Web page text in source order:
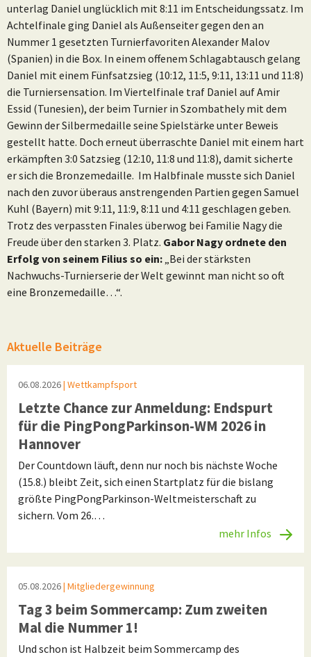
unterlag Daniel unglücklich mit 8:11 im Entscheidungssatz. Im
Achtelfinale ging Daniel als Außenseiter gegen den an
Nummer 1 gesetzten Turnierfavoriten Alexander Malov
(Spanien) in die Box. In einem offenem Schlagabtausch gelang
Daniel mit einem Fünfsatzsieg (10:12, 11:5, 9:11, 13:11 und 11:8)
die Turniersensation. Im Viertelfinale traf Daniel auf Amir
Essid (Tunesien), der beim Turnier in Szombathely mit dem
Gewinn der Silbermedaille seine Spielstärke unter Beweis
gestellt hatte. Doch erneut überraschte Daniel mit einem hart
erkämpften 3:0 Satzsieg (12:10, 11:8 und 11:8), damit sicherte
er sich die Bronzemedaille. Im Halbfinale musste sich Daniel
nach den zuvor überaus anstrengenden Partien gegen Samuel
Kuhl (Bayern) mit 9:11, 11:9, 8:11 und 4:11 geschlagen geben.
Trotz des verpassten Finales überwog bei Familie Nagy die
Freude über den starken 3. Platz. Gabor Nagy ordnete den
Erfolg von seinem Filius so ein: „Bei der stärksten
Nachwuchs-Turnierserie der Welt gewinnt man nicht so oft
eine Bronzemedaille…“.
Aktuelle Beiträge
06.08.2026| Wettkampfsport
Letzte Chance zur Anmeldung: Endspurt
für die PingPongParkinson-WM 2026 in
Hannover
Der Countdown läuft, denn nur noch bis nächste Woche
(15.8.) bleibt Zeit, sich einen Startplatz für die bislang
größte PingPongParkinson-Weltmeisterschaft zu
sichern. Vom 26.…
mehr Infos
05.08.2026| Mitgliedergewinnung
Tag 3 beim Sommercamp: Zum zweiten
Mal die Nummer 1!
Und schon ist Halbzeit beim Sommercamp des